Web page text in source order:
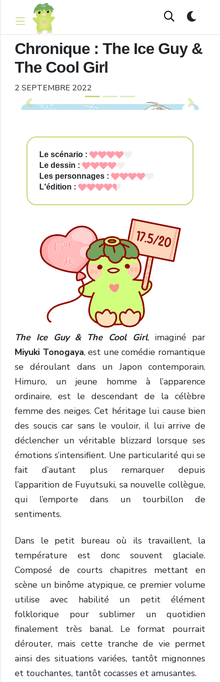
Chronique : The Ice Guy &
The Cool Girl
2 SEPTEMBRE 2022
Previous
Next
Le scénario :
Le dessin :
Les personnages :
L'édition :
The Ice Guy & The Cool Girl, imaginé par
Miyuki Tonogaya, est une comédie romantique
se déroulant dans un Japon contemporain.
Himuro, un jeune homme à l’apparence
ordinaire, est le descendant de la célèbre
femme des neiges. Cet héritage lui cause bien
des soucis car sans le vouloir, il lui arrive de
déclencher un véritable blizzard lorsque ses
émotions s’intensifient. Une particularité qui se
fait d’autant plus remarquer depuis
l’apparition de Fuyutsuki, sa nouvelle collègue,
qui l’emporte dans un tourbillon de
sentiments.
Dans le petit bureau où ils travaillent, la
température est donc souvent glaciale.
Composé de courts chapitres mettant en
scène un binôme atypique, ce premier volume
utilise avec habilité un petit élément
folklorique pour sublimer un quotidien
finalement très banal. Le format pourrait
dérouter, mais cette tranche de vie permet
ainsi des situations variées, tantôt mignonnes
et touchantes, tantôt cocasses et amusantes.